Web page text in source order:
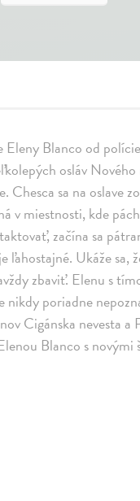
Eleny Blanco od
osláv
Chesca sa na oslave
v miestnosti, kde
začína sa
ľahostajné. Ukáže sa,
zbaviť. Elenu s
nikdy poriadne
Cigánska nevesta
Blanco s